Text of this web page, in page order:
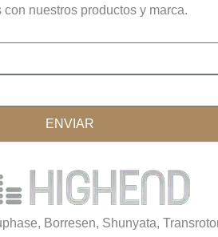
nuestros productos y marca.
ENVIAR
Borresen, Shunyata,